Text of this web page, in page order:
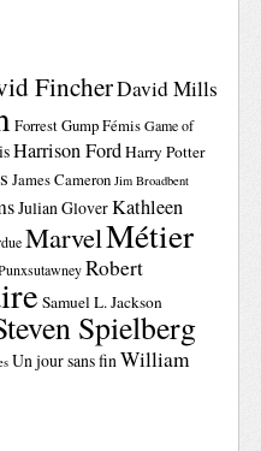
FincherDavid Mills
Forrest GumpFémis Game of
Harrison FordHarry Potter
James Cameron Jim Broadbent
Julian GloverKathleen
MarvelMétier
Robert
Samuel L. Jackson
Spielberg
Un jour sans finWilliam